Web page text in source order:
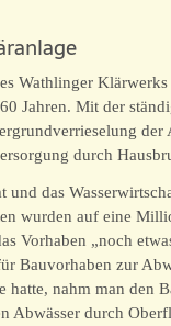
Wathlinger
Jahren. Mit der
der
durch
das
wurden auf eine
Vorhaben „noch
Bauvorhaben zur
nahm man den
Abwässer durch